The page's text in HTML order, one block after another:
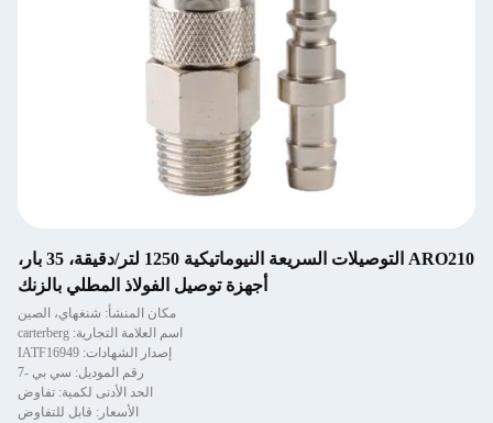
ARO210 التوصيلات السريعة النيوماتيكية 1250 لتر/دقيقة، 35 بار،
أجهزة توصيل الفولاذ المطلي بالزنك
مكان المنشأ: شنغهاي، الصين
اسم العلامة التجارية: carterberg
إصدار الشهادات: IATF16949
رقم الموديل: سي بي -7
الحد الأدنى لكمية: تفاوض
الأسعار: قابل للتفاوض